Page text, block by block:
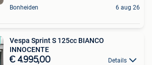
Bonheiden 6 aug 26
Vespa Sprint S 125cc BIANCO
INNOCENTE
€ 4.995,00 Details